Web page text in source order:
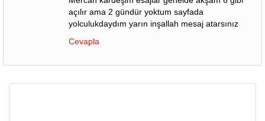
açılır ama 2 gündür yoktum sayfada
yolculukdaydım yarın inşallah mesaj atarsınız
Cevapla